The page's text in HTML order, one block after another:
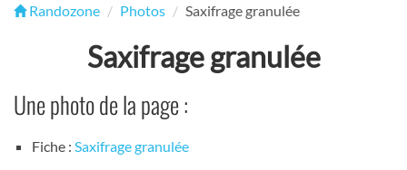
Randozone Photos Saxifrage granulée
Saxifrage granulée
Une photo de la page :
Fiche : Saxifrage granulée